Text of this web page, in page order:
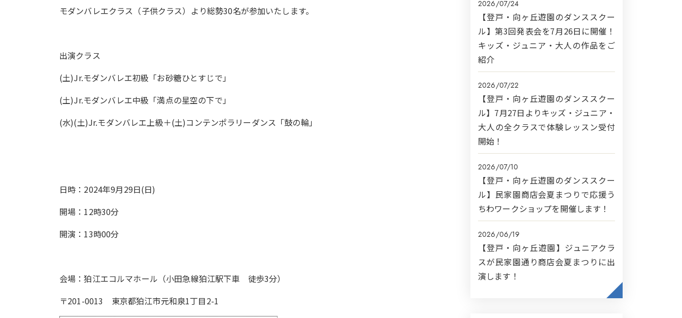
モダンバレエクラス（子供クラス）より総勢30名が参加いたします。
出演クラス
(土)Jr.モダンバレエ初級「お砂糖ひとすじで」
(土)Jr.モダンバレエ中級「満点の星空の下で」
(水)(土)Jr.モダンバレエ上級＋(土)コンテンポラリーダンス「鼓の輪」
日時：2024年9月29日(日)
開場：12時30分
開演：13時00分
会場：狛江エコルマホール（小田急線狛江駅下車 徒歩3分）
〒201-0013 東京都狛江市元和泉1丁目2-1
2026/07/24
【登戸・向ヶ丘遊園のダンススクー
ル】第3回発表会を7月26日に開催！
キッズ・ジュニア・大人の作品をご
紹介
2026/07/22
【登戸・向ヶ丘遊園のダンススクー
ル】7月27日よりキッズ・ジュニア・
大人の全クラスで体験レッスン受付
開始！
2026/07/10
【登戸・向ヶ丘遊園のダンススクー
ル】民家園商店会夏まつりで応援う
ちわワークショップを開催します！
2026/06/19
【登戸・向ヶ丘遊園】ジュニアクラ
スが民家園通り商店会夏まつりに出
演します！